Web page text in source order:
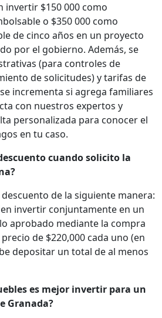
invertir $150 000 como
o $350 000 como
de cinco años en un proyecto
por el gobierno. Además, se
(para controles de
de solicitudes) y tarifas de
incrementa si agrega familiares
con nuestros expertos y
personalizada para conocer el
en tu caso.
cuando solicito la
de la siguiente manera:
invertir conjuntamente en un
aprobado mediante la compra
de $220,000 cada uno (en
depositar un total de al menos
es mejor invertir para un
Granada?